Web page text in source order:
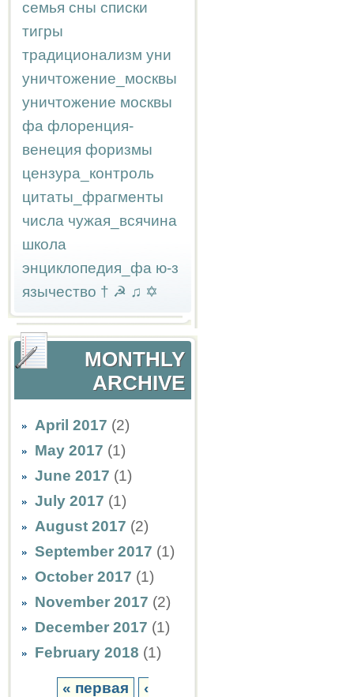
семья сны списки
тигры
традиционализм уни
уничтожение_москвы
уничтожение москвы
фа флоренция-
венеция форизмы
цензура_контроль
цитаты_фрагменты
числа чужая_всячина
школа
энциклопедия_фа ю-з
язычество † ☭ ♫ ✡
MONTHLY
ARCHIVE
April 2017 (2)
May 2017 (1)
June 2017 (1)
July 2017 (1)
August 2017 (2)
September 2017 (1)
October 2017 (1)
November 2017 (2)
December 2017 (1)
February 2018 (1)
« первая
‹